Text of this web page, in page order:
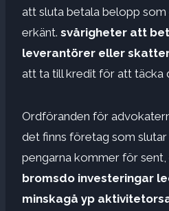
att sluta betala belopp
erkänt. svårigheter att
leverantörer eller
att ta till kredit för att täcka
Ordföranden för
det finns företag som
pengarna kommer för
bromsdo investeringar
minskagå yp aktivitet